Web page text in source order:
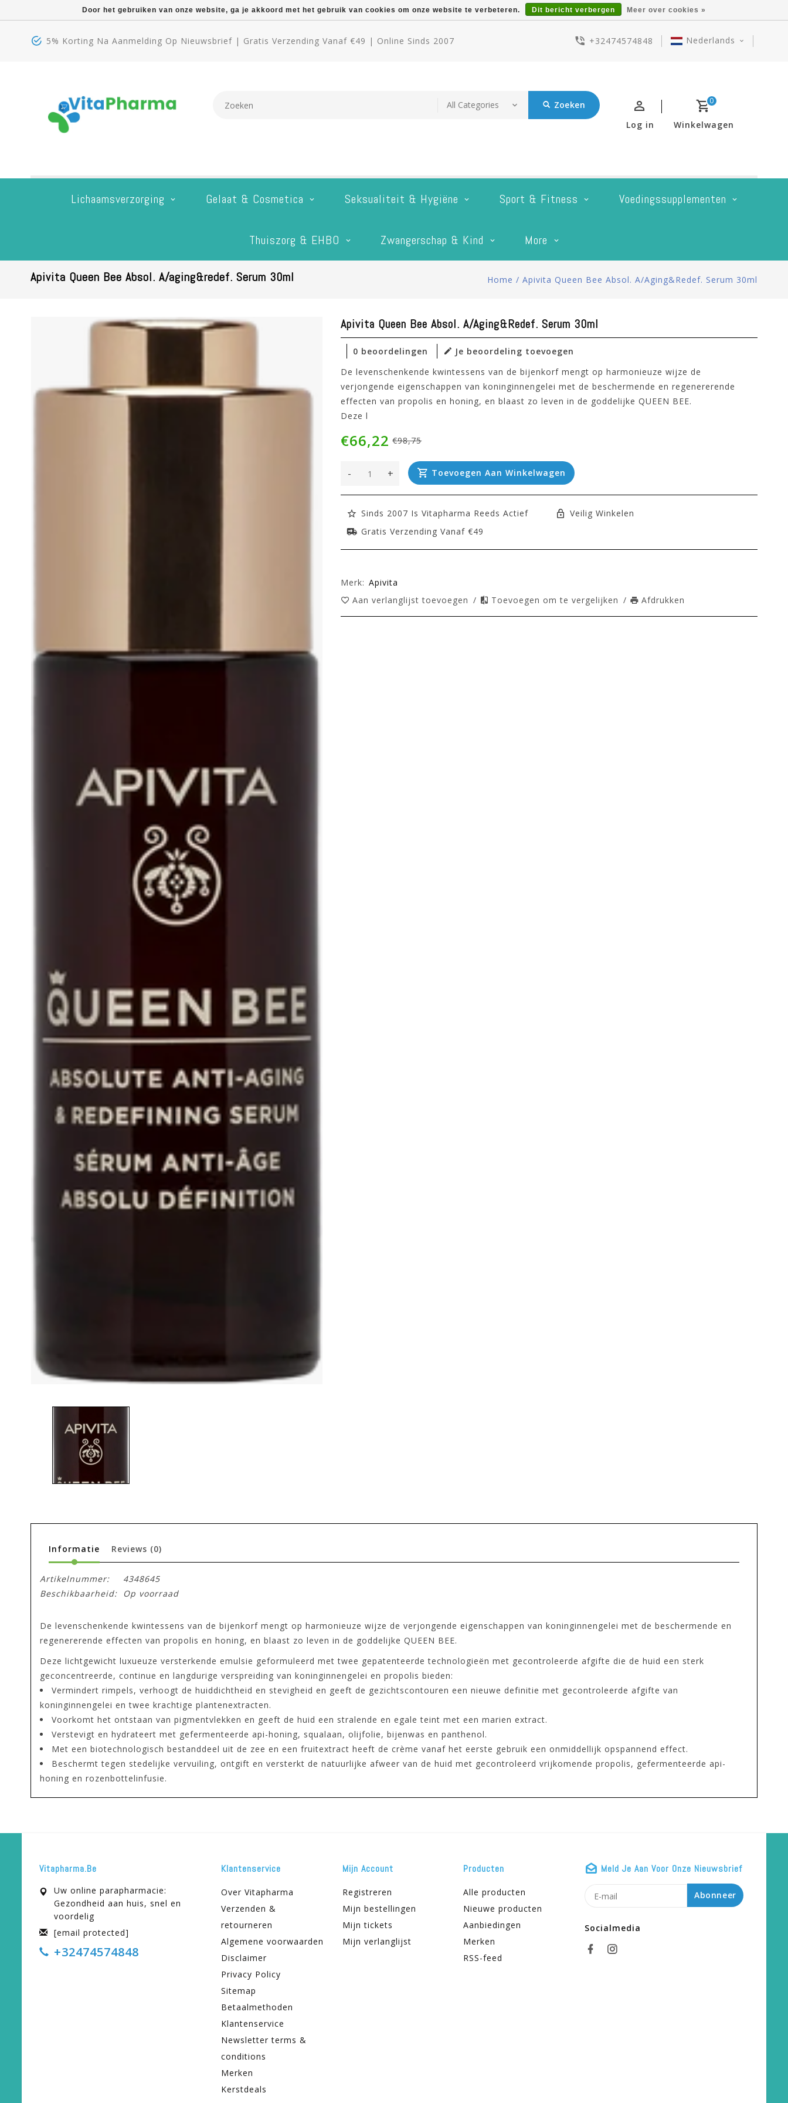
5% Korting Na Aanmelding Op Nieuwsbrief | Gratis Verzending Vanaf €49 | Online Sinds 2007 +32474574848 Nederlands
Zoeken 0
Winkelwagen
Log in
Lichaamsverzorging Gelaat & Cosmetica Seksualiteit & Hygiëne Sport & Fitness Voedingssupplementen
Thuiszorg & EHBO Zwangerschap & Kind More
Apivita Queen Bee Absol. A/aging&redef. Serum 30ml Home / Apivita Queen Bee Absol. A/aging&redef. Serum 30ml
Apivita Queen Bee Absol. A/aging&redef. Serum 30ml
0 beoordelingen
Je beoordeling toevoegen
De levenschenkende kwintessens van de bijenkorf mengt op harmonieuze wijze de
verjongende eigenschappen van koninginnengelei met de beschermende en regenererende
effecten van propolis en honing, en blaast zo leven in de goddelijke QUEEN BEE.
Deze l
€98,75
€66,22
+
- Toevoegen Aan Winkelwagen
Sinds 2007 Is Vitapharma Reeds Actief
Veilig Winkelen
Gratis Verzending Vanaf €49
Merk: Apivita
Aan verlanglijst toevoegen / Toevoegen om te vergelijken / Afdrukken
Informatie Reviews (0)
Artikelnummer:
4348645
Beschikbaarheid:
Op voorraad
De levenschenkende kwintessens van de bijenkorf mengt op harmonieuze wijze de verjongende eigenschappen van koninginnengelei met de beschermende en
regenererende effecten van propolis en honing, en blaast zo leven in de goddelijke QUEEN BEE.
Deze lichtgewicht luxueuze versterkende emulsie geformuleerd met twee gepatenteerde technologieën met gecontroleerde afgifte die de huid een sterk
geconcentreerde, continue en langdurige verspreiding van koninginnengelei en propolis bieden:
Vermindert rimpels, verhoogt de huiddichtheid en stevigheid en geeft de gezichtscontouren een nieuwe definitie met gecontroleerde afgifte van
koninginnengelei en twee krachtige plantenextracten.
Voorkomt het ontstaan van pigmentvlekken en geeft de huid een stralende en egale teint met een marien extract.
Verstevigt en hydrateert met gefermenteerde api-honing, squalaan, olijfolie, bijenwas en panthenol.
Met een biotechnologisch bestanddeel uit de zee en een fruitextract heeft de crème vanaf het eerste gebruik een onmiddellijk opspannend effect.
Beschermt tegen stedelijke vervuiling, ontgift en versterkt de natuurlijke afweer van de huid met gecontroleerd vrijkomende propolis, gefermenteerde api-
honing en rozenbottelinfusie.
Vitapharma.be
Uw online parapharmacie:
Gezondheid aan huis, snel en
voordelig
[email protected]
+32474574848
Klantenservice
Over Vitapharma
Verzenden &
retourneren
Algemene voorwaarden
Disclaimer
Privacy Policy
Sitemap
Betaalmethoden
Klantenservice
Newsletter terms &
conditions
Merken
Kerstdeals
Mijn Account
Registreren
Mijn bestellingen
Mijn tickets
Mijn verlanglijst
Producten
Alle producten
Nieuwe producten
Aanbiedingen
Merken
RSS-feed
Meld Je Aan Voor Onze Nieuwsbrief
Abonneer
Socialmedia
Door het gebruiken van onze website, ga je akkoord met het gebruik van cookies om onze website te verbeteren. Dit bericht verbergen Meer over cookies »